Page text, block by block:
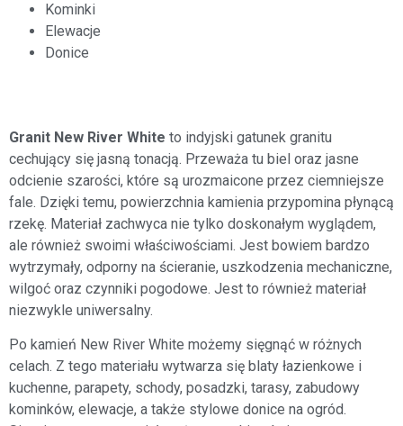
Kominki
Elewacje
Donice
Granit New River White to indyjski gatunek granitu
cechujący się jasną tonacją. Przeważa tu biel oraz jasne
odcienie szarości, które są urozmaicone przez ciemniejsze
fale. Dzięki temu, powierzchnia kamienia przypomina płynącą
rzekę. Materiał zachwyca nie tylko doskonałym wyglądem,
ale również swoimi właściwościami. Jest bowiem bardzo
wytrzymały, odporny na ścieranie, uszkodzenia mechaniczne,
wilgoć oraz czynniki pogodowe. Jest to również materiał
niezwykle uniwersalny.
Po kamień New River White możemy sięgnąć w różnych
celach. Z tego materiału wytwarza się blaty łazienkowe i
kuchenne, parapety, schody, posadzki, tarasy, zabudowy
kominków, elewacje, a także stylowe donice na ogród.